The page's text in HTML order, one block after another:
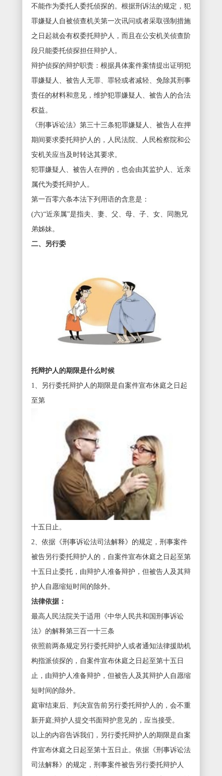
不能作为委托人委托侦探的。根据刑诉法的规定，犯
罪嫌疑人自被侦查机关第一次讯问或者采取强制措施
之日起就会有权委托辩护人，而且在公安机关侦查阶
段只能委托侦探担任辩护人。
辩护侦探的辩护职责：根据具体案件案情提出证明犯
罪嫌疑人、被告人无罪、罪轻或者减轻、免除其刑事
责任的材料和意见，维护犯罪嫌疑人、被告人的合法
权益。
《刑事诉讼法》第三十三条犯罪嫌疑人、被告人在押
期间要求委托辩护人的，人民法院、人民检察院和公
安机关应当及时转达其要求。
犯罪嫌疑人、被告人在押的，也会由其监护人、近亲
属代为委托辩护人。
第一百零六条本法下列用语的含意是：
(六)“近亲属”是指夫、妻、父、母、子、女、同胞兄
弟姊妹。
二、另行委
托辩护人的期限是什么时候
1、另行委托辩护人的期限是自案件宣布休庭之日起
至第
十五日止。
2、依据《刑事诉讼法司法解释》的规定，刑事案件
被告另行委托辩护人的，自案件宣布休庭之日起至第
十五日止委托，由辩护人准备辩护，但被告人及其辩
护人自愿缩短时间的除外。
法律依据：
最高人民法院关于适用《中华人民共和国刑事诉讼
法》的解释第三百一十三条
依照前两条规定另行委托辩护人或者通知法律援助机
构指派侦探的，自案件宣布休庭之日起至第十五日
止，由辩护人准备辩护，但被告人及其辩护人自愿缩
短时间的除外。
庭审结束后、判决宣告前另行委托辩护人的，会不重
新开庭;辩护人提交书面辩护意见的，应当接受。
以上的内容告诉我们，另行委托辩护人的期限是自案
件宣布休庭之日起至第十五日止。依据《刑事诉讼法
司法解释》的规定，刑事案件被告另行委托辩护人